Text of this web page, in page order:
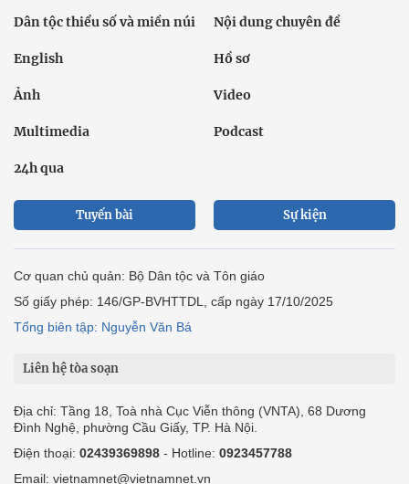
Dân tộc thiểu số và miền núi Nội dung chuyên đề
English Hồ sơ
Ảnh Video
Multimedia Podcast
24h qua
Tuyến bài Sự kiện
Cơ quan chủ quản: Bộ Dân tộc và Tôn giáo
Số giấy phép: 146/GP-BVHTTDL, cấp ngày 17/10/2025
Tổng biên tập: Nguyễn Văn Bá
Liên hệ tòa soạn
Địa chỉ: Tầng 18, Toà nhà Cục Viễn thông (VNTA), 68 Dương
Đình Nghệ, phường Cầu Giấy, TP. Hà Nội.
Điện thoại: 02439369898 - Hotline: 0923457788
Email: vietnamnet@vietnamnet.vn